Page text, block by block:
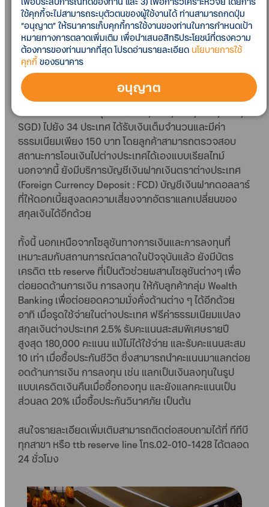
ชั่วโมง กว่า 100 ประเทศทั่วโลก โดยทำธุรกรรมโอนได้
สูงสุด 1.5 ล้านบาทต่อวัน รวมถึงบริการสกุลเงินหยวน
ดิจิทัลสำหรับผู้ประกอบการที่ทำการค้ากับประเทศจีน ที่ช่วย
ลดความเสี่ยงในเรื่องของต้นทุนที่เพิ่มสูงขึ้นจากความ
ผันผวนของสกุลเงินดอลลาร์ หากเปลี่ยนมาใช้สกุลเงิน
หยวนดิจิทัล ที่ทำให้การโอนเงินเป็นเรื่องง่าย นอกจากนี้
ทางธนาคารยังเพิ่มฟีเจอร์ใหม่บน สมาร์ทโฟนให้ลูกค้า
สามารถโอนเงิน 6 สกุลเงิน (USD, EUR, GBP, AUD, HKD,
SGD) ไปยัง 34 ประเทศ ได้รับเงินเต็มจำนวนและมีค่า
ธรรมเนียมเพียง 150 บาท โดยลูกค้าสามารถตรวจสอบ
สถานะการโอนเงินไปต่างประเทศได้เองแบบเรียลไทม์
นอกจากนี้ ยังมีบริการบัญชีเงินฝากเงินตราต่างประเทศ
(Foreign Currency Deposit : FCD) บัญชีเงินฝากดอลลาร์
ที่ให้ดอกเบี้ยสูงลดความเสี่ยงจากอัตราแลกเปลี่ยนของ
สกุลเงินได้อีกด้วย
ทั้งนี้ นอกเหนือจากโซลูชันทางการเงินและการลงทุนที่
เหมาะสมกับสถานการณ์ตลาดในปัจจุบันแล้ว ยังมีบัตร
เครดิต ttb reserve ที่เป็นตัวช่วยผสานโซลูชันต่างๆ เพื่อ
ต่อยอดด้านการเงิน การลงทุน ให้กับลูกค้ากลุ่ม Wealth
Banking เพื่อต่อยอดความมั่งคั่งด้านต่าง ๆ ได้อีกด้วย
อาทิ เมื่อรูดใช้จ่ายในต่างประเทศ ฟรีค่าธรรมเนียมแปลง
สกุลเงินต่างประเทศ 2.5% รับคะแนนสะสมพิเศษรายปี
สูงสุด 180,000 คะแนน แม้ไม่ได้ใช้จ่าย และรับคะแนนสะสม
10 เท่า เมื่อซื้อประกันชีวิต ซึ่งสามารถนำคะแนนมาแลกต่อย
อดด้านการเงิน การลงทุน เช่น แลกเป็นเงินลงทุนในรูป
แบบเครดิตเงินคืนเมื่อซื้อกองทุน และยังแลกคะแนนเป็น
ส่วนลด 20% เมื่อซื้อประกันวินาศภัย เป็นต้น
สนใจรายละเอียดเพิ่มเติมสามารถติดต่อสอบถามได้ที่ ทีทีบี
ทุกสาขา หรือ ttb reserve line โทร.02-010-1428 ได้ตลอด
24 ชั่วโมง
ใช้คุกกี้จะไม่สามารถระบุตัวตนของผู้ใช้งานได้ ท่านสามารถกดปุ่ม
“อนุญาต” ให้ธนาคารเก็บคุกกี้การใช้งานของท่านในการกำหนดเป้า
หมายทางการตลาดเพิ่มเติม เพื่อนำเสนอสิทธิประโยชน์ที่ตรงความ
ต้องการของท่านมากที่สุด โปรดอ่านรายละเอียด นโยบายการใช้
คุกกี้ ของธนาคาร
อนุญาต